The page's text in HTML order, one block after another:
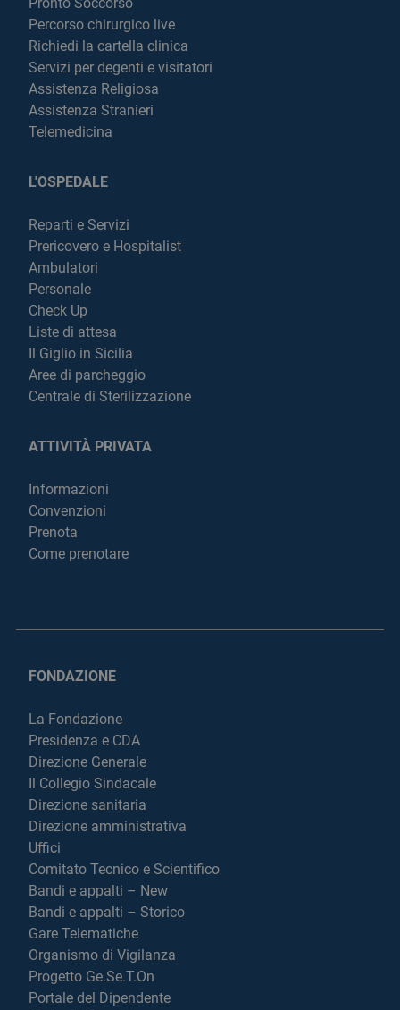
Percorso chirurgico live
Richiedi la cartella clinica
Servizi per degenti e visitatori
Assistenza Religiosa
Assistenza Stranieri
Telemedicina
L'OSPEDALE
Reparti e Servizi
Prericovero e Hospitalist
Ambulatori
Personale
Check Up
Liste di attesa
Il Giglio in Sicilia
Aree di parcheggio
Centrale di Sterilizzazione
ATTIVITÀ PRIVATA
Informazioni
Convenzioni
Prenota
Come prenotare
FONDAZIONE
La Fondazione
Presidenza e CDA
Direzione Generale
Il Collegio Sindacale
Direzione sanitaria
Direzione amministrativa
Uffici
Comitato Tecnico e Scientifico
Bandi e appalti – New
Bandi e appalti – Storico
Gare Telematiche
Organismo di Vigilanza
Progetto Ge.Se.T.On
Portale del Dipendente